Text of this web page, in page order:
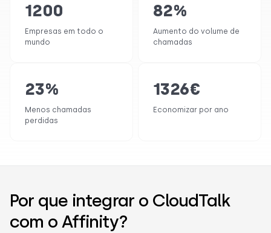
1200
Empresas em todo o
mundo
82%
Aumento do volume de
chamadas
23%
Menos chamadas
perdidas
1326€
Economizar por ano
Por que integrar o CloudTalk
com o Affinity?